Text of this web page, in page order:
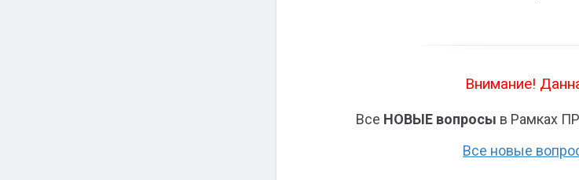
Внимание!
Все НОВЫЕ вопросы в Рамках
Все новые